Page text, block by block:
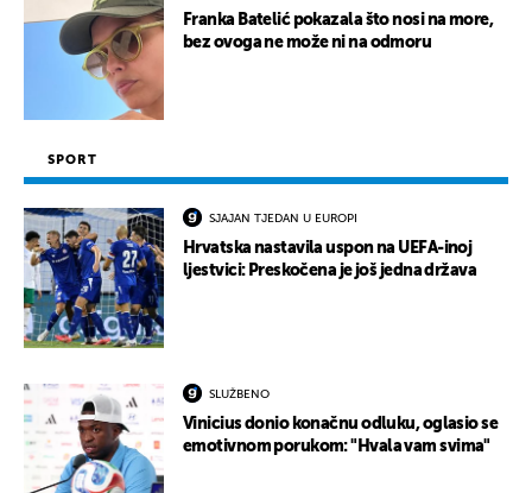
Franka Batelić pokazala što nosi na more,
bez ovoga ne može ni na odmoru
SPORT
SJAJAN TJEDAN U EUROPI
Hrvatska nastavila uspon na UEFA-inoj
ljestvici: Preskočena je još jedna država
SLUŽBENO
Vinicius donio konačnu odluku, oglasio se
emotivnom porukom: "Hvala vam svima"